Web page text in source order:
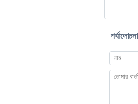
পর্যালোচনা